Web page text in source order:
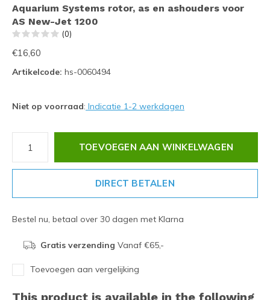
Aquarium Systems rotor, as en ashouders voor
AS New-Jet 1200
(0)
€16,60
Artikelcode: hs-0060494
Niet op voorraad: Indicatie 1-2 werkdagen
TOEVOEGEN AAN WINKELWAGEN
DIRECT BETALEN
Bestel nu, betaal over 30 dagen met Klarna
Gratis verzending Vanaf €65,-
Toevoegen aan vergelijking
This product is available in the following